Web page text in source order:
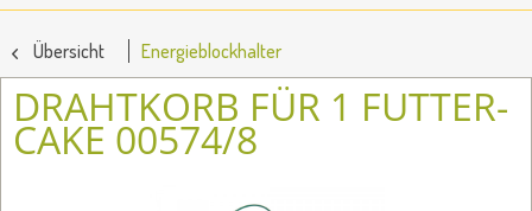
Übersicht Energieblockhalter
DRAHTKORB FÜR 1 FUTTER-
CAKE 00574/8